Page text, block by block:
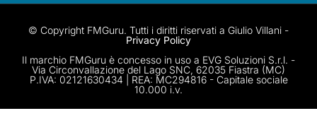
© Copyright FMGuru. Tutti i diritti riservati a Giulio Villani -
Privacy Policy
Il marchio FMGuru è concesso in uso a EVG Soluzioni S.r.l. -
Via Circonvallazione del Lago SNC, 62035 Fiastra (MC)
P.IVA: 02121630434 | REA: MC294816 - Capitale sociale
10.000 i.v.